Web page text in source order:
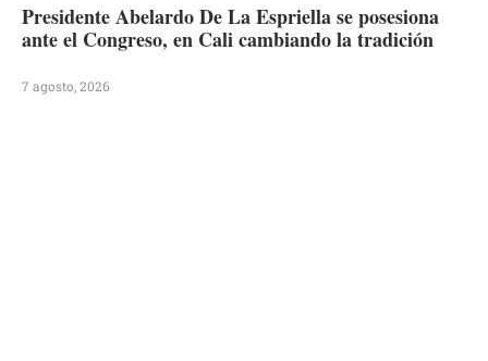
Presidente Abelardo De La Espriella se posesiona
ante el Congreso, en Cali cambiando la tradición
7 agosto, 2026